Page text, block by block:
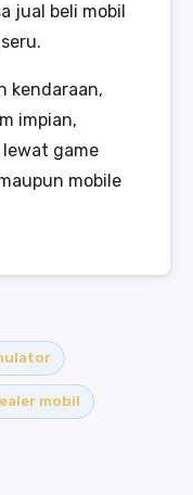
jual beli mobil
kendaraan,
impian,
lewat game
mobile
mobil